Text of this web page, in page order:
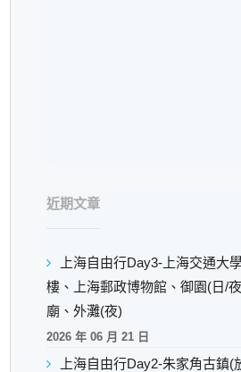
近期文章
上海自由行Day3-上海交通大
樓、上海郵政博物館、御園(日/
廟、外灘(夜)
2026 年 06 月 21 日
上海自由行Day2-朱家角古鎮(